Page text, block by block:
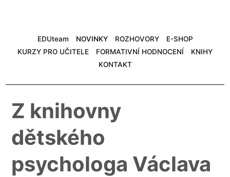
EDUteam NOVINKY ROZHOVORY
E-SHOP
KURZY PRO UČITELE
FORMATIVNÍ HODNOCENÍ
KNIHY
KONTAKT
Z knihovny
dětského
psychologa Václava